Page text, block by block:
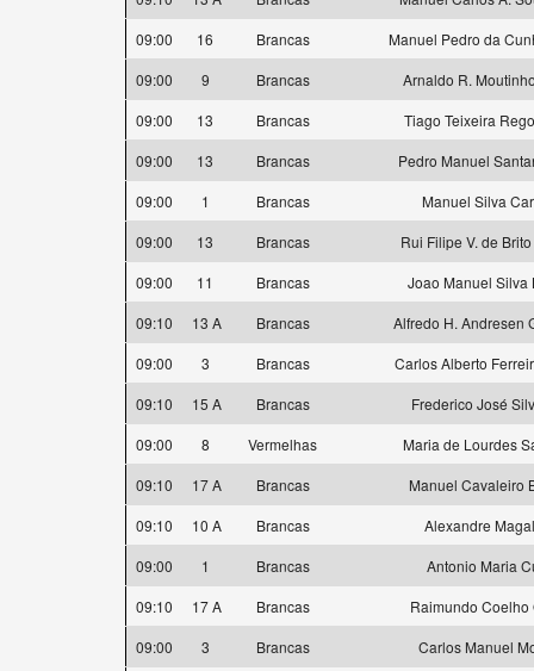
09:00
16 Brancas
Manuel Pedro da
09:00
9 Brancas
Arnaldo R.
09:00
13 Brancas
Tiago Teixeira
09:00
13 Brancas
Pedro Manuel
09:00
1 Brancas
Manuel Silva
09:00
13 Brancas
Rui Filipe V. de
09:00
11 Brancas
Joao Manuel Silva
09:10
13 A Brancas
Alfredo H. Andresen
09:00
3 Brancas
Carlos Alberto
09:10
15 A Brancas
Frederico José
09:00
8 Vermelhas
Maria de Lourdes
09:10
17 A Brancas
Manuel Cavaleiro
09:10
10 A Brancas
Alexandre
09:00
1 Brancas
Antonio Maria
09:10
17 A Brancas
Raimundo Coelho
09:00
3 Brancas
Carlos Manuel